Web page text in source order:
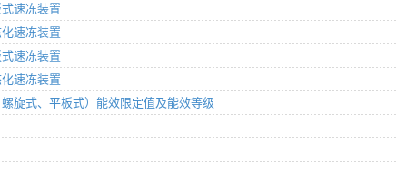
速冻装置
速冻装置
速冻装置
速冻装置
旋式、平板式）能效限定值及能效等级